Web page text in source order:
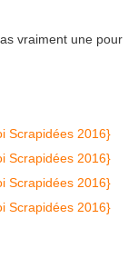
vraiment une pour